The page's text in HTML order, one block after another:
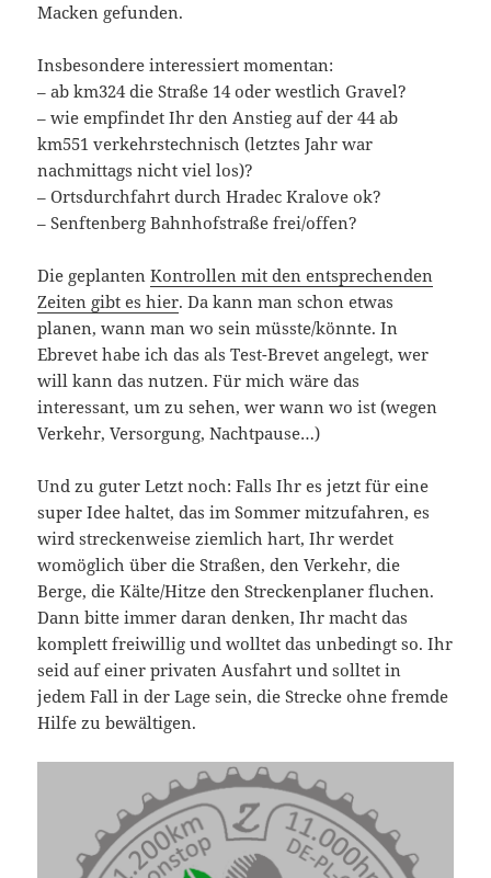
Macken gefunden.
Insbesondere interessiert momentan:
– ab km324 die Straße 14 oder westlich Gravel?
– wie empfindet Ihr den Anstieg auf der 44 ab
km551 verkehrstechnisch (letztes Jahr war
nachmittags nicht viel los)?
– Ortsdurchfahrt durch Hradec Kralove ok?
– Senftenberg Bahnhofstraße frei/offen?
Die geplantenKontrollen mit den entsprechenden
Zeiten gibt es hier. Da kann man schon etwas
planen, wann man wo sein müsste/könnte. In
Ebrevet habe ich das als Test-Brevet angelegt, wer
will kann das nutzen. Für mich wäre das
interessant, um zu sehen, wer wann wo ist (wegen
Verkehr, Versorgung, Nachtpause…)
Und zu guter Letzt noch: Falls Ihr es jetzt für eine
super Idee haltet, das im Sommer mitzufahren, es
wird streckenweise ziemlich hart, Ihr werdet
womöglich über die Straßen, den Verkehr, die
Berge, die Kälte/Hitze den Streckenplaner fluchen.
Dann bitte immer daran denken, Ihr macht das
komplett freiwillig und wolltet das unbedingt so. Ihr
seid auf einer privaten Ausfahrt und solltet in
jedem Fall in der Lage sein, die Strecke ohne fremde
Hilfe zu bewältigen.